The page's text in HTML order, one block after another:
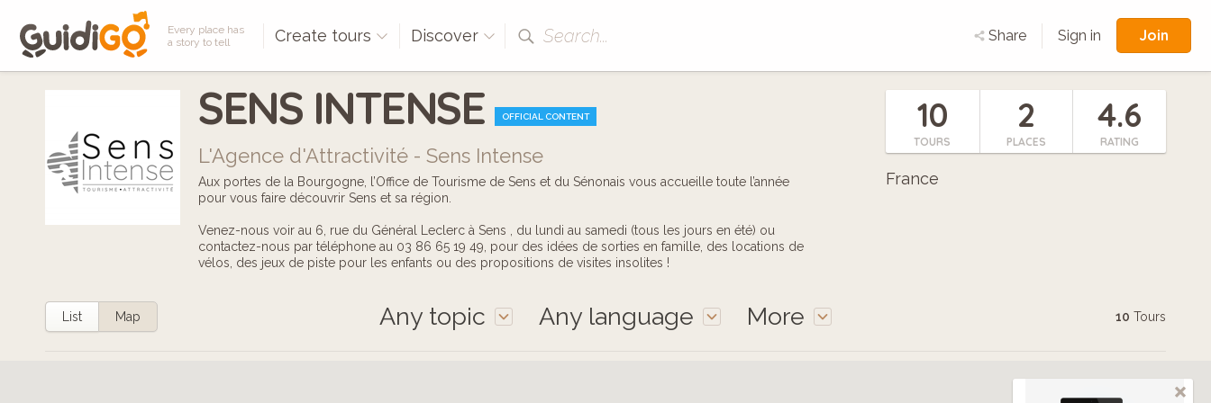
Every place has
a story to tell
Create tours Discover Search... Share Sign in Join
SENS INTENSE OFFICIAL CONTENT
L'Agence d'Attractivité - Sens Intense
Aux portes de la Bourgogne, l’Office de Tourisme de Sens et du Sénonais vous accueille toute l’année
pour vous faire découvrir Sens et sa région.
Venez-nous voir au 6, rue du Général Leclerc à Sens , du lundi au samedi (tous les jours en été) ou
contactez-nous par téléphone au 03 86 65 19 49, pour des idées de sorties en famille, des locations de
vélos, des jeux de piste pour les enfants ou des propositions de visites insolites !
10
TOURS
2
PLACES
4.6
RATING
France
Any topic Any language More
List Map 10 Tours